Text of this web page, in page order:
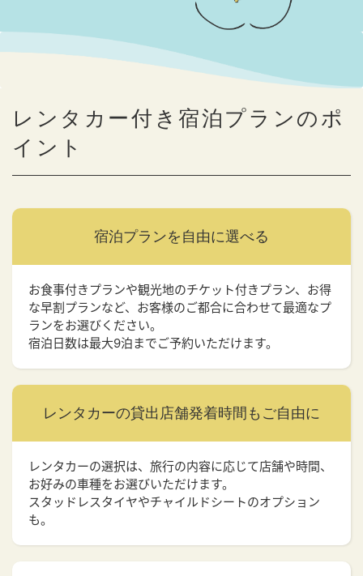
レンタカー付き宿泊プランのポ
イント
宿泊プランを 自由に選べる
お食事付きプランや観光地のチケット付きプラン、お得
な早割プランなど、お客様のご都合に合わせて最適なプ
ランをお選びください。
宿泊日数は最大9泊までご予約いただけます。
レンタカーの貸出店舗発着時間もご自由に
レンタカーの選択は、旅行の内容に応じて店舗や時間、
お好みの車種をお選びいただけます。
スタッドレスタイヤやチャイルドシートのオプション
も。